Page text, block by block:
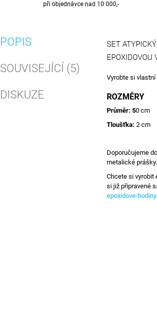
při objednávce nad 10 000,-
POPIS
SOUVISEJÍCÍ (5)
DISKUZE
SET
EPOXIDOVOU
Vyrobte si
ROZMĚRY
Průměr: 50 cm
Tloušťka: 2 cm
Doporučujeme
metalické prášky.
Chcete si vyrobit
si již připravené
epoxidove-